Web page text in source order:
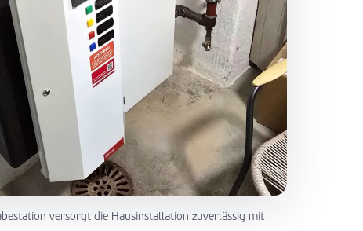
versorgt die Hausinstallation zuverlässig mit